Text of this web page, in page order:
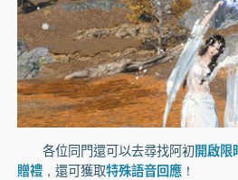
各位同門還可以去尋找阿初開啟限
贈禮，還可獲取特殊語音回應！